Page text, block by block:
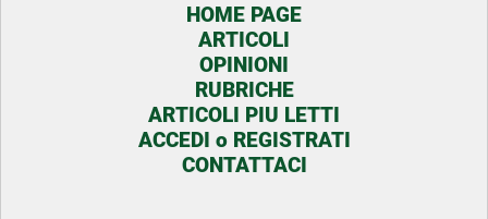
HOME PAGE
ARTICOLI
OPINIONI
RUBRICHE
ARTICOLI PIU LETTI
ACCEDI o REGISTRATI
CONTATTACI